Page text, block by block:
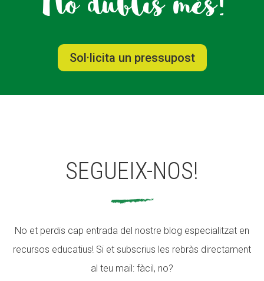
Sol·licita un pressupost
SEGUEIX-NOS!
No et perdis cap entrada del nostre blog especialitzat en
recursos educatius! Si et subscrius les rebràs directament
al teu mail: fàcil, no?